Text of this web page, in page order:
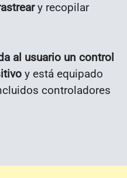
y recopilar
al usuario un control
y está equipado
controladores